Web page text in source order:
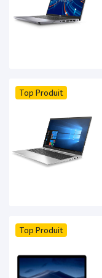
Top Produit
Top Produit